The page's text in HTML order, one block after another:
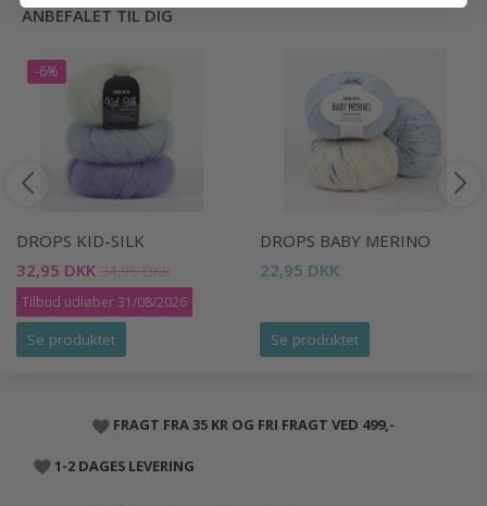
ANBEFALET TIL DIG
-6%
DROPS KID-SILK
32,95 DKK 34,95 DKK
Tilbud udløber 31/08/2026
Se produktet
DROPS BABY MERINO
22,95 DKK
Se produktet
FRAGT FRA 35 KR OG FRI FRAGT VED 499,-
1-2 DAGES LEVERING